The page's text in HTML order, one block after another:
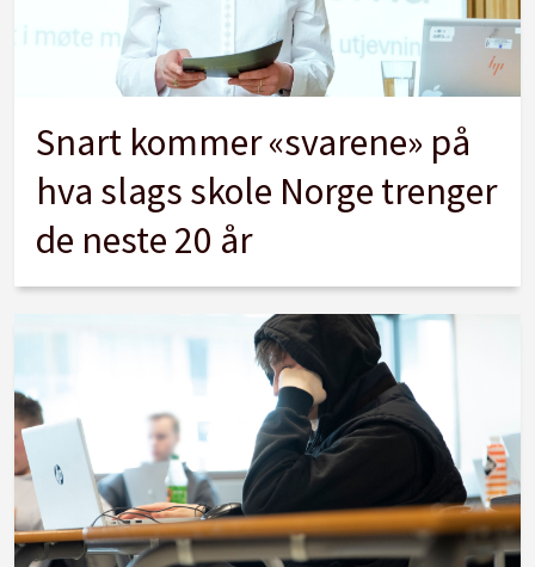
Snart kommer «svarene» på
hva slags skole Norge trenger
de neste 20 år